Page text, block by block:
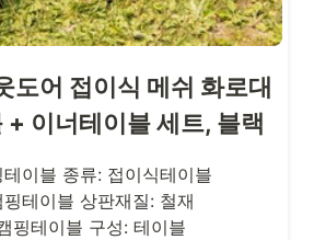
도어 접이식 메쉬 화로대
+ 이너테이블 세트, 블랙
테이블 종류: 접이식테이블
핑테이블 상판재질: 철재
핑테이블 구성: 테이블